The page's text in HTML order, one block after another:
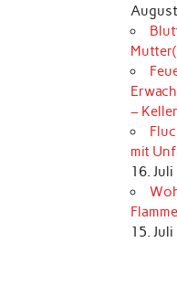
–
mit
16.
15.